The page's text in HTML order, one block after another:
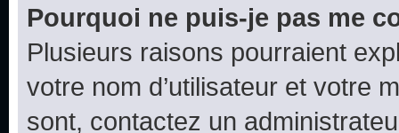
Pourquoi ne puis-je pas me
Plusieurs raisons pourraient
votre nom d’utilisateur et votre
sont, contactez un